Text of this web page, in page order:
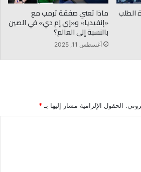
قوة الطلب ماذا تعني صفقة ترمب مع
«إنفيديا» و«إي إم دي» في الصين
بالنسبة إلى العالم؟
أغسطس 11, 2025
الحقول الإلزامية مشار إليها بـ *